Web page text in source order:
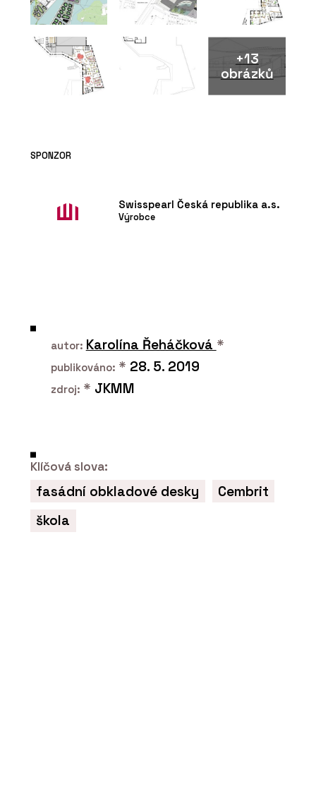
Černá školka v borovém háji. V obci
Vědomice mají trochu jinou mateřskou
školu
+13
obrázků
SPONZOR
Swisspearl Česká republika a.s.
Výrobce
autor: Karolína Řeháčková *
publikováno: * 28. 5. 2019
zdroj: * JKMM
Klíčová slova:
fasádní obkladové desky
Cembrit
škola